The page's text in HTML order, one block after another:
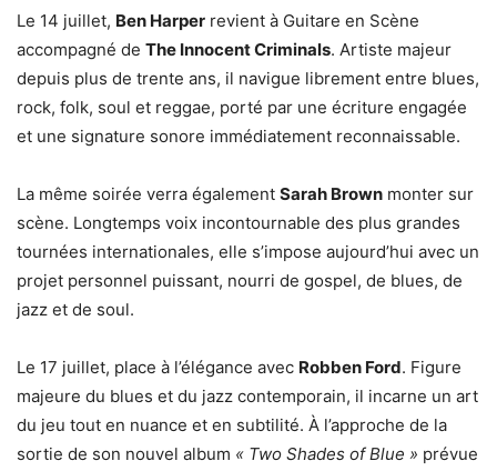
Le 14 juillet, Ben Harper revient à Guitare en Scène
accompagné de The Innocent Criminals. Artiste majeur
depuis plus de trente ans, il navigue librement entre blues,
rock, folk, soul et reggae, porté par une écriture engagée
et une signature sonore immédiatement reconnaissable.
La même soirée verra également Sarah Brown monter sur
scène. Longtemps voix incontournable des plus grandes
tournées internationales, elle s’impose aujourd’hui avec un
projet personnel puissant, nourri de gospel, de blues, de
jazz et de soul.
Le 17 juillet, place à l’élégance avec Robben Ford. Figure
majeure du blues et du jazz contemporain, il incarne un art
du jeu tout en nuance et en subtilité. À l’approche de la
sortie de son nouvel album « Two Shades of Blue » prévue